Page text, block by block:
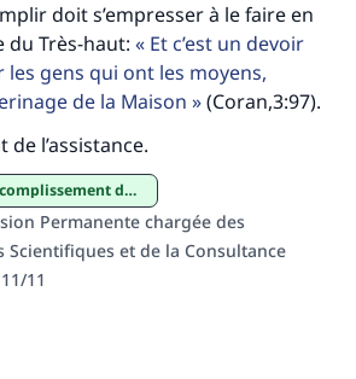
doit s’empresser à le faire en
du Très-haut:
Et c’est un devoir
les gens qui ont les moyens,
de la Maison
(Coran,3:97).
l’assistance.
pèlerinages majeur et mineur
Permanente chargée des
Scientifiques et de la Consultance
11
dans la vie de
grâce à votre
contribution
à apporter des réponses.
d'Allah (Paix sur lui) a dit:
une bonne action obtient la
que celui qui le fait."